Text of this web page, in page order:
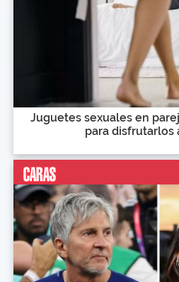
Juguetes sexuales en
para disfrutarlos